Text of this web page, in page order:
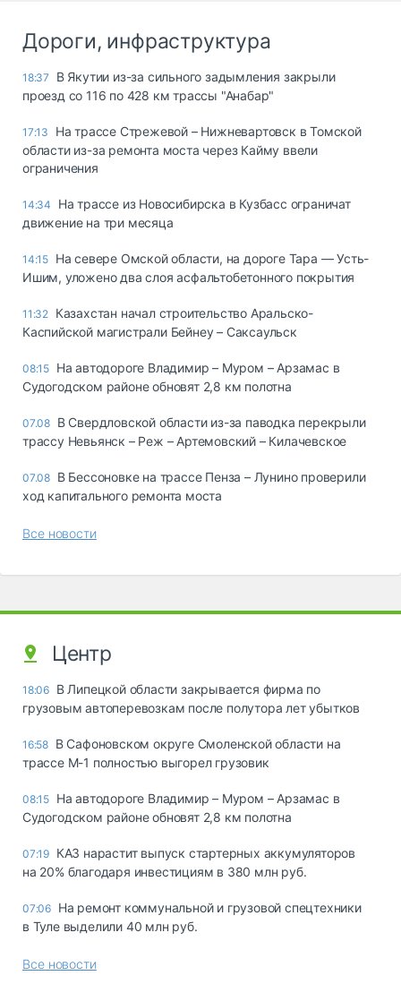
Дороги, инфраструктура
18:37
В Якутии из-за сильного задымления закрыли
проезд со 116 по 428 км трассы "Анабар"
17:13
На трассе Стрежевой – Нижневартовск в Томской
области из-за ремонта моста через Кайму ввели
ограничения
14:34
На трассе из Новосибирска в Кузбасс ограничат
движение на три месяца
14:15 На севере Омской области, на дороге Тара — Усть-
Ишим, уложено два слоя асфальтобетонного покрытия
11:32 Казахстан начал строительство Аральско-
Каспийской магистрали Бейнеу – Саксаульск
08:15 На автодороге Владимир – Муром – Арзамас в
Судогодском районе обновят 2,8 км полотна
07.08 В Свердловской области из-за паводка перекрыли
трассу Невьянск – Реж – Артемовский – Килачевское
07.08 В Бессоновке на трассе Пенза – Лунино проверили
ход капитального ремонта моста
Все новости
Центр
18:06 В Липецкой области закрывается фирма по
грузовым автоперевозкам после полутора лет убытков
16:58 В Сафоновском округе Смоленской области на
трассе М-1 полностью выгорел грузовик
08:15 На автодороге Владимир – Муром – Арзамас в
Судогодском районе обновят 2,8 км полотна
07:19 КАЗ нарастит выпуск стартерных аккумуляторов
на 20% благодаря инвестициям в 380 млн руб.
07:06 На ремонт коммунальной и грузовой спецтехники
в Туле выделили 40 млн руб.
Все новости